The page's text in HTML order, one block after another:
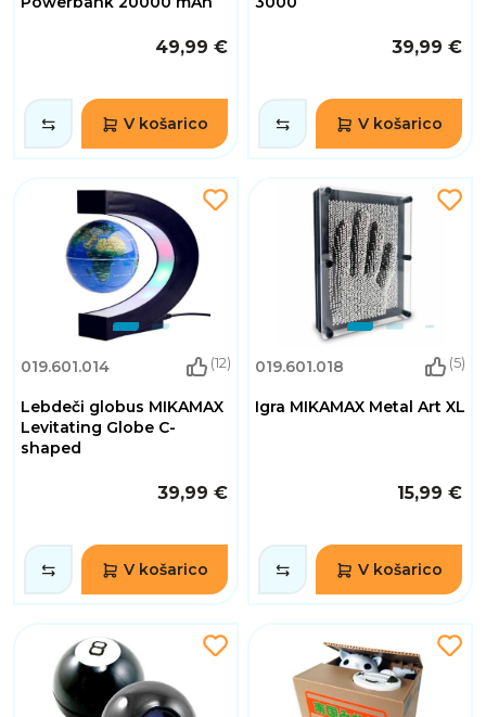
49,99 €
V košarico
39,99 €
V košarico
019.601.014 (12)
Lebdeči globus MIKAMAX
Levitating Globe C-
shaped
39,99 €
V košarico
019.601.018 (5)
Igra MIKAMAX Metal Art XL
15,99 €
V košarico